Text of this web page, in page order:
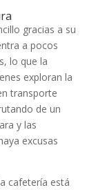
gracias a su
a pocos
lo que la
exploran la
transporte
de un
y las
excusas
cafetería está